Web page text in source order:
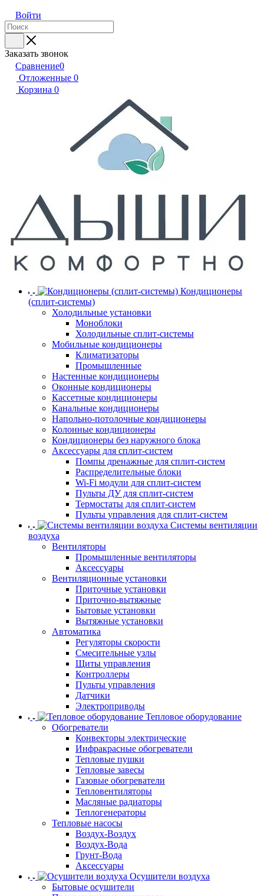
Войти
Заказать звонок
Сравнение0
Отложенные 0
Корзина 0
Кондиционеры
(сплит-системы)
Холодильные установки
Моноблоки
Холодильные сплит-системы
Мобильные кондиционеры
Климатизаторы
Промышленные
Настенные кондиционеры
Оконные кондиционеры
Кассетные кондиционеры
Канальные кондиционеры
Напольно-потолочные кондиционеры
Колонные кондиционеры
Кондиционеры без наружного блока
Аксессуары для сплит-систем
Помпы дренажные для сплит-систем
Распределительные блоки
Wi-Fi модули для сплит-систем
Пульты ДУ для сплит-систем
Термостаты для сплит-систем
Пульты управления для сплит-систем
Системы вентиляции
воздуха
Вентиляторы
Промышленные вентиляторы
Аксессуары
Вентиляционные установки
Приточные установки
Приточно-вытяжные
Бытовые установки
Вытяжные установки
Автоматика
Регуляторы скорости
Смесительные узлы
Щиты управления
Контроллеры
Пульты управления
Датчики
Электроприводы
Тепловое оборудование
Обогреватели
Конвекторы электрические
Инфракрасные обогреватели
Тепловые пушки
Тепловые завесы
Газовые обогреватели
Тепловентиляторы
Масляные радиаторы
Теплогенераторы
Тепловые насосы
Воздух-Воздух
Воздух-Вода
Грунт-Вода
Аксессуары
Осушители воздуха
Бытовые осушители